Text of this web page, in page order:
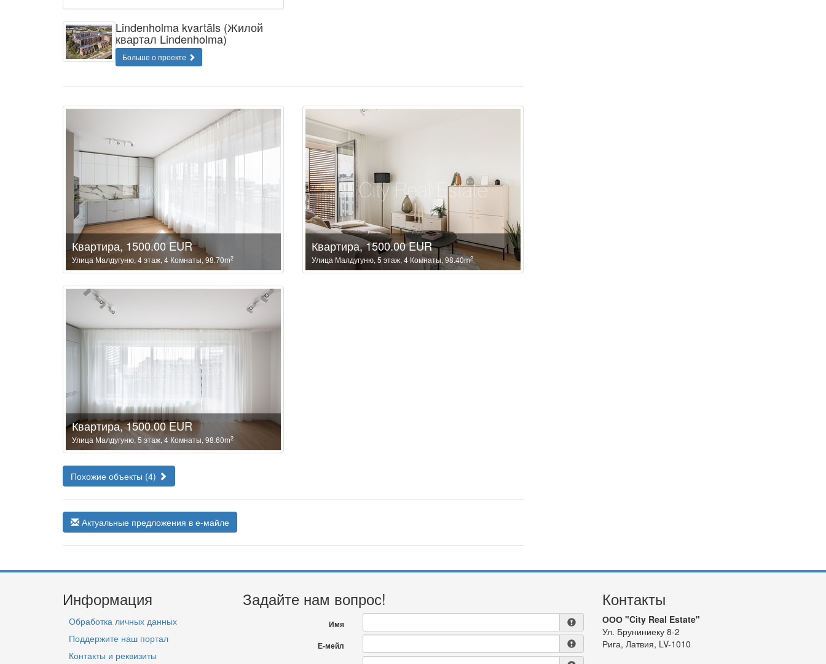
Lindenholma kvartāls (Жилой
квартал Lindenholma)
Больше о проекте
Квартира, 1500.00 EUR
Улица Малдугуню, 4 этаж, 4 Комнаты, 98.70m2
Квартира, 1500.00 EUR
Улица Малдугуню, 5 этаж, 4 Комнаты, 98.40m2
Квартира, 1500.00 EUR
Улица Малдугуню, 5 этаж, 4 Комнаты, 98.60m2
Похожие объекты (4)
Актуальные предложения в е-майле
Информация
Обработка личных данных
Поддержите наш портал
Контакты и реквизиты
Задайте нам вопрос!
Имя
Е-мейл
Контакты
ООО "City Real Estate"
Ул. Бруниниеку 8-2
Рига, Латвия, LV-1010